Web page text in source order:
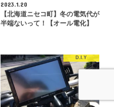
2023.1.20
【北海道ニセコ町】冬の電気代が
半端ないって！【オール電化】
D.I.Y